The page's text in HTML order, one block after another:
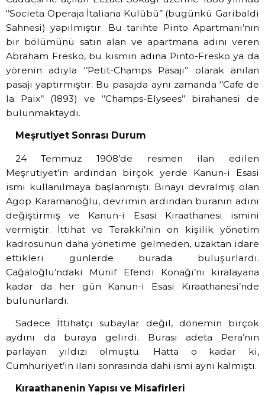
‘’Societa Operaja İtaliana Kulübü’’ (bugünkü Garibaldi
Sahnesi) yapılmıştır. Bu tarihte Pinto Apartmanı’nın
bir bölümünü satın alan ve apartmana adını veren
Abraham Fresko, bu kısmın adına Pinto-Fresko ya da
yörenin adıyla ‘’Petit-Champs Pasajı’’ olarak anılan
pasajı yaptırmıştır. Bu pasajda aynı zamanda ‘’Cafe de
la Paix’’ (1893) ve ‘’Champs-Elysees’’ birahanesi de
bulunmaktaydı.
Meşrutiyet Sonrası Durum
24 Temmuz 1908’de resmen ilan edilen
Meşrutiyet’in ardından birçok yerde Kanun-i Esasi
ismi kullanılmaya başlanmıştı. Binayı devralmış olan
Agop Karamanoğlu, devrimin ardından buranın adını
değiştirmiş ve Kanun-i Esasi Kıraathanesi ismini
vermiştir. İttihat ve Terakki’nin on kişilik yönetim
kadrosunun daha yönetime gelmeden, uzaktan idare
ettikleri günlerde burada buluşurlardı.
Cağaloğlu’ndaki Münif Efendi Konağı’nı kiralayana
kadar da her gün Kanun-i Esasi Kıraathanesi’nde
bulunurlardı.
Sadece İttihatçı subaylar değil, dönemin birçok
aydını da buraya gelirdi. Burası adeta Pera’nın
parlayan yıldızı olmuştu. Hatta o kadar ki,
Cumhuriyet’in ilanı sonrasında dahi ismi aynı kalmıştı.
Kıraathanenin Yapısı ve Misafirleri